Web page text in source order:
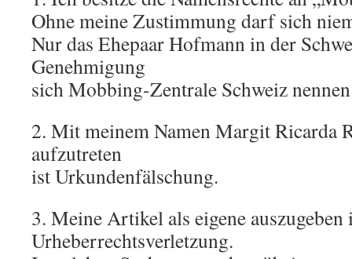
Ohne meine Zustimmung darf sich
Nur das Ehepaar Hofmann in der
Genehmigung
sich Mobbing-Zentrale Schweiz
2. Mit meinem Namen Margit Ricarda
aufzutreten
ist Urkundenfälschung.
3. Meine Artikel als eigene auszugeben
Urheberrechtsverletzung.